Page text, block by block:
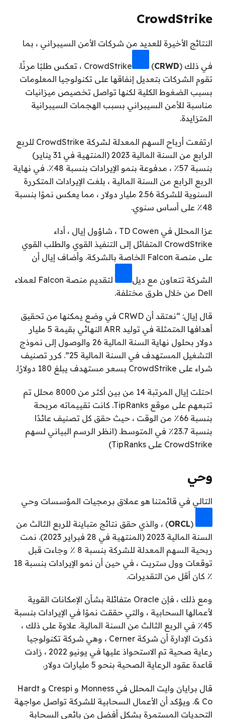
CrowdStrike
النتائج الأخيرة للعديد من شركات الأمن السيبراني ، بما
في ذلك CrowdStrike (CRWD
) ، تعكس طلبًا مرنًا.
تقوم الشركات بتعديل إنفاقها على تكنولوجيا المعلومات
بسبب الضغوط الكلية لكنها تواصل تخصيص ميزانيات
مناسبة للأمن السيبراني بسبب الهجمات السيبرانية
المتزايدة.
ارتفعت أرباح السهم المعدلة لشركة CrowdStrike للربع
الرابع من السنة المالية 2023 (المنتهية في 31 يناير)
بنسبة 57٪ ، مدفوعة بنمو الإيرادات بنسبة 48٪. في نهاية
الربع الرابع من السنة المالية ، بلغت الإيرادات المتكررة
السنوية للشركة 2.56 مليار دولار ، مما يعكس نموًا بنسبة
48٪ على أساس سنوي.
عزا المحلل في TD Cowen ، شاؤول إيال ، أداء
CrowdStrike المتفائل إلى التنفيذ القوي والطلب القوي
على منصة Falcon الخاصة بالشركة. وأضاف إيال أن
الشركة تتعاون مع ديل
لتقديم منصة Falcon لعملاء
Dell من خلال طرق مختلفة.
قال إيال: “نعتقد أن CRWD في وضع يمكنها من تحقيق
أهدافها المتمثلة في توليد ARR النهائي بقيمة 5 مليار
دولار بحلول نهاية السنة المالية 26 والوصول إلى نموذج
التشغيل المستهدف في السنة المالية 25”. كرر تصنيف
شراء على CrowdStrike بسعر مستهدف يبلغ 180 دولارًا.
احتلت إيال المرتبة 14 من بين أكثر من 8000 محلل تم
تتبعهم على موقع TipRanks. كانت تقييماته مربحة
بنسبة 66٪ من الوقت ، حيث حقق كل تصنيف عائدًا
بنسبة 23.7٪ في المتوسط. (انظر الرسم البياني لسهم
CrowdStrike على TipRanks)
وحي
التالي في قائمتنا هو عملاق برمجيات المؤسسات وحي
(
ORCL) ، والذي حقق نتائج متباينة للربع الثالث من
السنة المالية 2023 (المنتهية في 28 فبراير 2023). نمت
ربحية السهم المعدلة للشركة بنسبة 8 ٪ وجاءت قبل
توقعات وول ستريت ، في حين أن نمو الإيرادات بنسبة 18
٪ كان أقل من التقديرات.
ومع ذلك ، فإن Oracle متفائلة بشأن الإمكانات القوية
لأعمالها السحابية ، والتي حققت نموًا في الإيرادات بنسبة
45٪ في الربع الثالث من السنة المالية. علاوة على ذلك ،
ذكرت الإدارة أن شركة Cerner ، وهي شركة تكنولوجيا
رعاية صحية تم الاستحواذ عليها في يونيو 2022 ، زادت
قاعدة عقود الرعاية الصحية بنحو 5 مليارات دولار.
قال برايان وايت المحلل في Monness و Crespi و Hardt
& Co. ويؤكد أن الأعمال السحابية للشركة تواصل مواجهة
التحديات المستمرة بشكل أفضل من بائعي السحابة